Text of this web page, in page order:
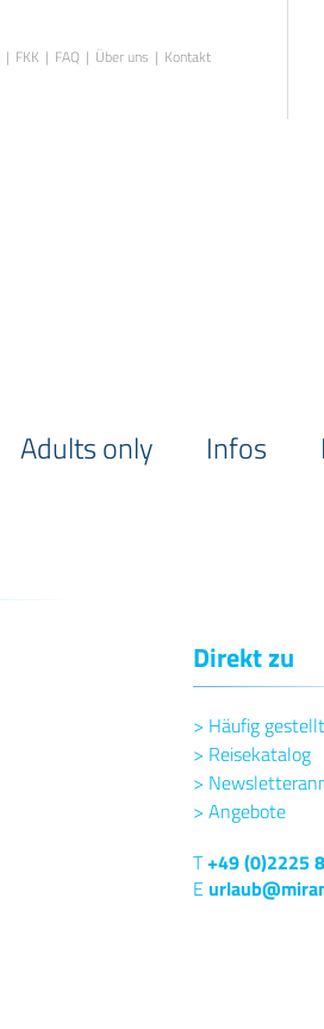
FKK FAQ Über uns Kontakt
Adults only Infos
Direkt zu
> Häufig
> Reisekatalog
>
> Angebote
T+49 (0)2225
E